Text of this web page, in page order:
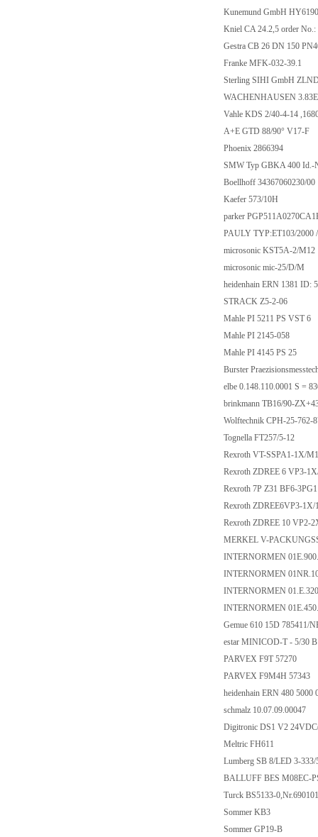
Kunemund GmbH
Kniel CA 24.2,5 order No.:
Gestra CB 26 DN 150
Franke MFK-032-39.1
Sterling SIHI GmbH
WACHENHAUSEN
Vahle KDS 2/40-4-14
A+E GTD 88/90° V17-F
Phoenix 2866394
SMW Typ GBKA 400 Id.-
Boellhoff 34367060230/00
Kaefer 573/10H
parker
PAULY TYP:ET103/2000
microsonic KST5A-2/M12
microsonic mic-25/D/M
heidenhain ERN 1381 ID:
STRACK Z5-2-06
Mahle PI 5211 PS VST 6
Mahle PI 2145-058
Mahle PI 4145 PS 25
Burster
elbe 0.148.110.0001 S =
brinkmann TB16/90-
Wolftechnik CPH-25-762-
Tognella FT257/5-12
Rexroth VT-SSPA1-1X/
Rexroth ZDREE 6 VP3-
Rexroth 7P Z31 BF6-
Rexroth ZDREE6VP3-
Rexroth ZDREE 10 VP2-
MERKEL V-
INTERNORMEN
INTERNORMEN
INTERNORMEN
INTERNORMEN
Gemue 610 15D 785411/
estar MINICOD-T - 5/30
PARVEX F9T 57270
PARVEX F9M4H 57343
heidenhain ERN 480
schmalz 10.07.09.00047
Digitronic DS1 V2
Meltric FH611
Lumberg SB 8/LED 3-
BALLUFF BES M08EC-
Turck BS5133-
Sommer KB3
Sommer GP19-B